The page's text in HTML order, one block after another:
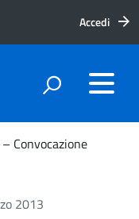
Accedi
Convocazione
2013